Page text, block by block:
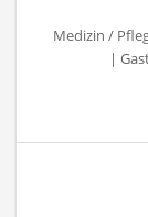
Medizin /
|